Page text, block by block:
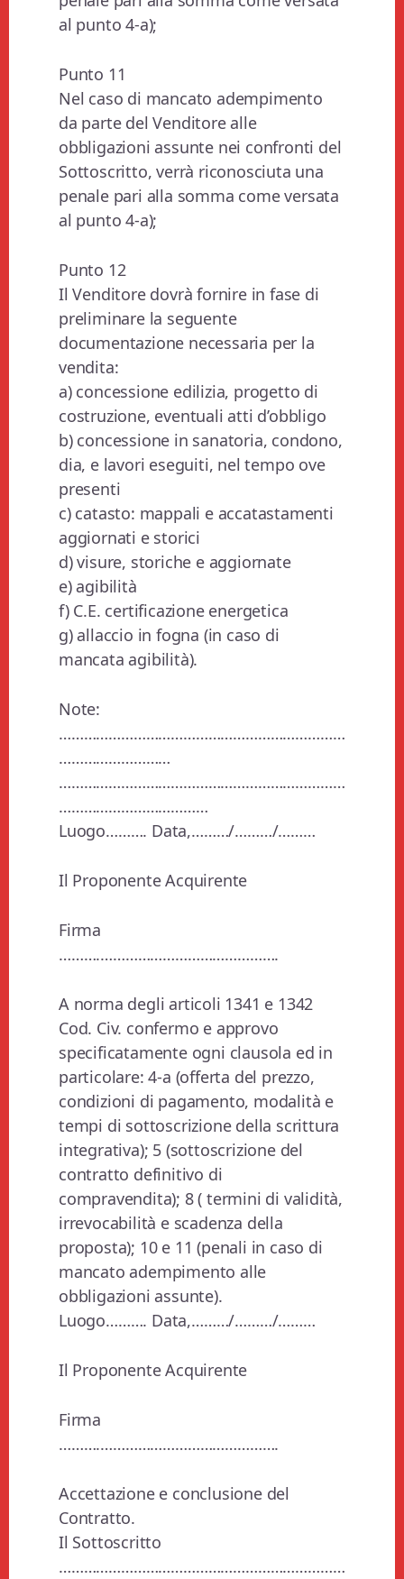
al punto 4-a);
Punto 11
Nel caso di mancato adempimento
da parte del Venditore alle
obbligazioni assunte nei confronti del
Sottoscritto, verrà riconosciuta una
penale pari alla somma come versata
al punto 4-a);
Punto 12
Il Venditore dovrà fornire in fase di
preliminare la seguente
documentazione necessaria per la
vendita:
a) concessione edilizia, progetto di
costruzione, eventuali atti d’obbligo
b) concessione in sanatoria, condono,
dia, e lavori eseguiti, nel tempo ove
presenti
c) catasto: mappali e accatastamenti
aggiornati e storici
d) visure, storiche e aggiornate
e) agibilità
f) C.E. certificazione energetica
g) allaccio in fogna (in caso di
mancata agibilità).
Note:
……………………………………………………………
………………………
……………………………………………………………
………………………………
Luogo………. Data,………/………/………
Il Proponente Acquirente
Firma
……….…………………………………….
A norma degli articoli 1341 e 1342
Cod. Civ. confermo e approvo
specificatamente ogni clausola ed in
particolare: 4-a (offerta del prezzo,
condizioni di pagamento, modalità e
tempi di sottoscrizione della scrittura
integrativa); 5 (sottoscrizione del
contratto definitivo di
compravendita); 8 ( termini di validità,
irrevocabilità e scadenza della
proposta); 10 e 11 (penali in caso di
mancato adempimento alle
obbligazioni assunte).
Luogo………. Data,………/………/………
Il Proponente Acquirente
Firma
……….…………………………………….
Accettazione e conclusione del
Contratto.
Il Sottoscritto
……………………………………………………………